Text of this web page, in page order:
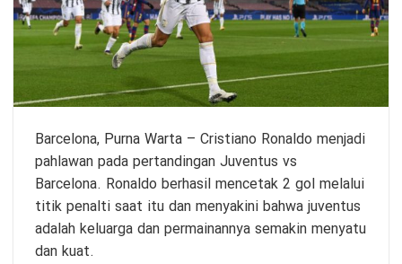
Barcelona, Purna Warta – Cristiano Ronaldo menjadi
pahlawan pada pertandingan Juventus vs
Barcelona. Ronaldo berhasil mencetak 2 gol melalui
titik penalti saat itu dan menyakini bahwa juventus
adalah keluarga dan permainannya semakin menyatu
dan kuat.